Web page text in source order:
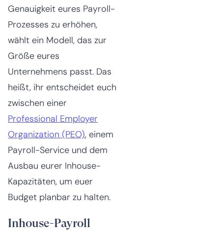
Genauigkeit eures Payroll-
Prozesses zu erhöhen,
wählt ein Modell, das zur
Größe eures
Unternehmens passt. Das
heißt, ihr entscheidet euch
zwischen einer
Professional Employer
Organization (PEO), einem
Payroll-Service und dem
Ausbau eurer Inhouse-
Kapazitäten, um euer
Budget planbar zu halten.
Inhouse-Payroll